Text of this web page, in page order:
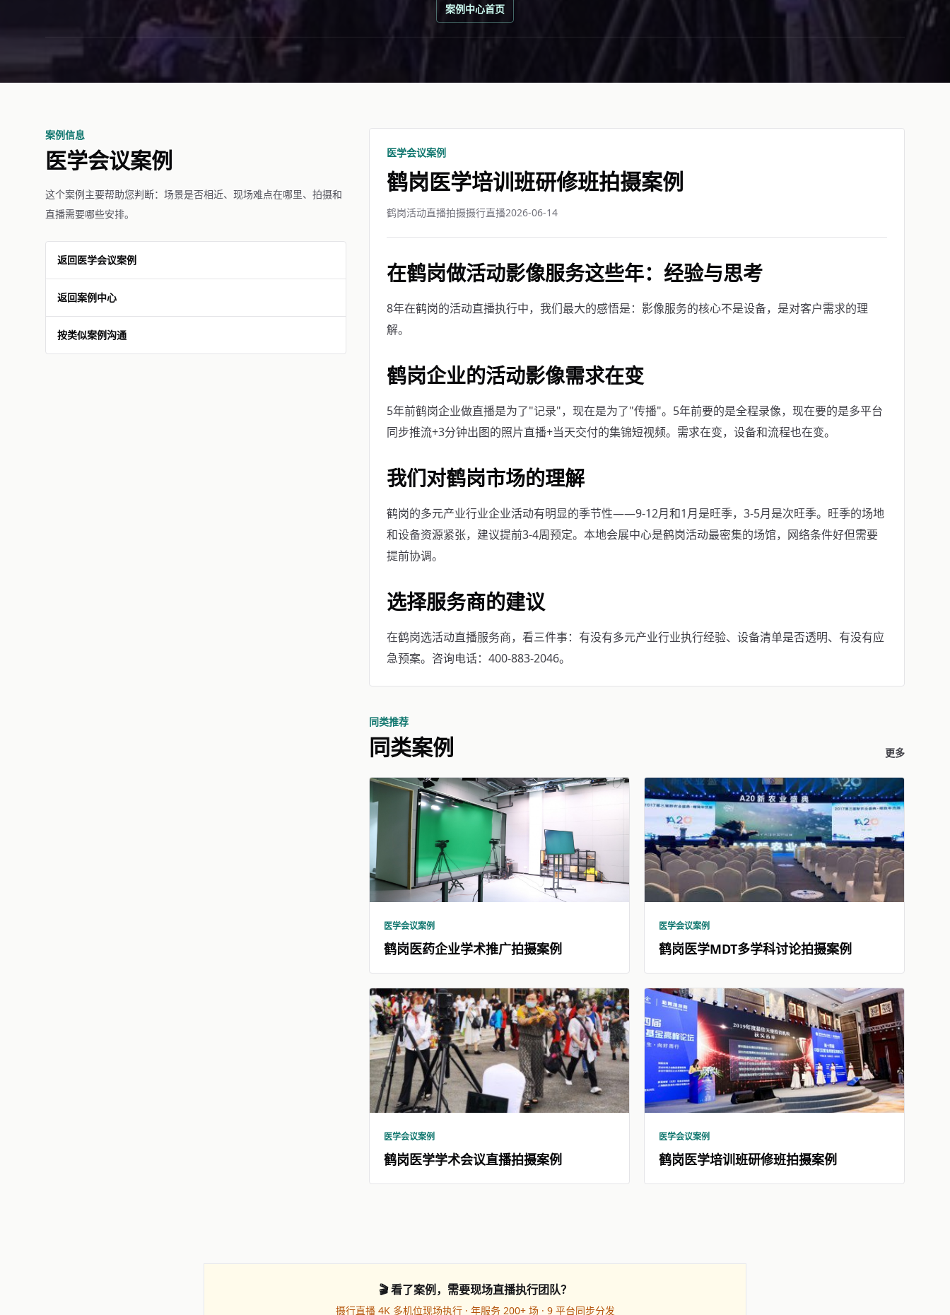
案例中心首页
案例信息
医学会议案例
这个案例主要帮助您判断：场景是否相近、现场难点在哪里、拍摄和
直播需要哪些安排。
返回医学会议案例
返回案例中心
按类似案例沟通
医学会议案例
鹤岗医学培训班研修班拍摄案例
鹤岗活动直播拍摄摄行直播2026-06-14
在鹤岗做活动影像服务这些年：经验与思考
8年在鹤岗的活动直播执行中，我们最大的感悟是：影像服务的核心不是设备，是对客户需求的理
解。
鹤岗企业的活动影像需求在变
5年前鹤岗企业做直播是为了"记录"，现在是为了"传播"。5年前要的是全程录像，现在要的是多平台
同步推流+3分钟出图的照片直播+当天交付的集锦短视频。需求在变，设备和流程也在变。
我们对鹤岗市场的理解
鹤岗的多元产业行业企业活动有明显的季节性——9-12月和1月是旺季，3-5月是次旺季。旺季的场地
和设备资源紧张，建议提前3-4周预定。本地会展中心是鹤岗活动最密集的场馆，网络条件好但需要
提前协调。
选择服务商的建议
在鹤岗选活动直播服务商，看三件事：有没有多元产业行业执行经验、设备清单是否透明、有没有应
急预案。咨询电话：400-883-2046。
同类推荐
同类案例 更多
医学会议案例
鹤岗医药企业学术推广拍摄案例
医学会议案例
鹤岗医学MDT多学科讨论拍摄案例
医学会议案例
鹤岗医学学术会议直播拍摄案例
医学会议案例
鹤岗医学培训班研修班拍摄案例
🎬 看了案例，需要现场直播执行团队？
摄行直播 4K 多机位现场执行 · 年服务 200+ 场 · 9 平台同步分发